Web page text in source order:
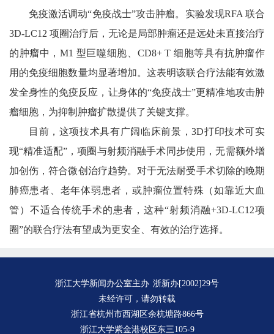
免疫激活调动“免疫战士”攻击肿瘤。实验发现RFA 联合
3D-LC12 项圈治疗后，无论是局部肿瘤还是远处未直接治疗
的肿瘤中，M1 型巨噬细胞、CD8+ T 细胞等具有抗肿瘤作
用的免疫细胞数量均显著增加。这表明该联合疗法能有效激
发全身性的免疫反应，让身体的“免疫战士”更精准地攻击肿
瘤细胞，为抑制肿瘤扩散提供了关键支撑。
目前，这项技术具有广阔临床前景，3D打印技术可实
现“精准适配”，项圈与射频消融手术同步使用，无需额外增
加创伤，符合微创治疗趋势。对于无法耐受手术切除的晚期
肺癌患者、老年体弱患者，或肿瘤位置特殊（如靠近大血
管）不适合传统手术的患者，这种“射频消融+3D-LC12项
圈”的联合疗法有望成为更安全、有效的治疗选择。
浙江大学新闻办公室主办 浙新办[2002]29号
未经许可，请勿转载
浙江省杭州市西湖区余杭塘路866号
浙江大学紫金港校区东三105-9